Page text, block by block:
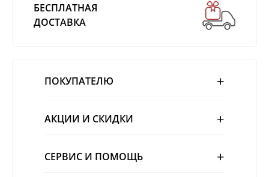
БЕСПЛАТНАЯ
ДОСТАВКА
ПОКУПАТЕЛЮ
АКЦИИ И СКИДКИ
СЕРВИС И ПОМОЩЬ